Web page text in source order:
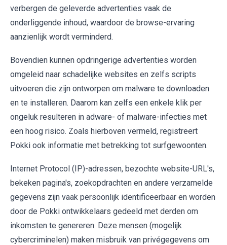
verbergen de geleverde advertenties vaak de
onderliggende inhoud, waardoor de browse-ervaring
aanzienlijk wordt verminderd.
Bovendien kunnen opdringerige advertenties worden
omgeleid naar schadelijke websites en zelfs scripts
uitvoeren die zijn ontworpen om malware te downloaden
en te installeren. Daarom kan zelfs een enkele klik per
ongeluk resulteren in adware- of malware-infecties met
een hoog risico. Zoals hierboven vermeld, registreert
Pokki ook informatie met betrekking tot surfgewoonten.
Internet Protocol (IP)-adressen, bezochte website-URL's,
bekeken pagina's, zoekopdrachten en andere verzamelde
gegevens zijn vaak persoonlijk identificeerbaar en worden
door de Pokki ontwikkelaars gedeeld met derden om
inkomsten te genereren. Deze mensen (mogelijk
cybercriminelen) maken misbruik van privégegevens om